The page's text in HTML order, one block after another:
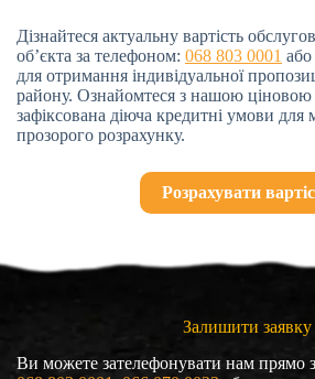
Дізнайтеся актуальну вартість
об’єкта за телефоном: 068 803 0001
для отримання індивідуальної
району. Ознайомтеся з нашою ціновою
зафіксована діюча кредитні умови для
прозорого розрахунку.
Розрахувати
Залишити заявку
Ви можете зателефонувати нам прямо